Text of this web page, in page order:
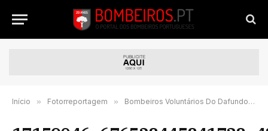
Início » Fotorreportagem » Bombeiros Voluntários Do Dafundo comemoram o seu 105º aniversário – FOTORREPORTAGEM